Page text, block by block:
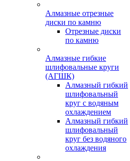
Алмазные отрезные
диски по камню
Отрезные диски
по камню
Алмазные гибкие
шлифовальные круги
(АГШК)
Алмазный гибкий
шлифовальный
круг с водяным
охлаждением
Алмазный гибкий
шлифовальный
круг без водяного
охлаждения